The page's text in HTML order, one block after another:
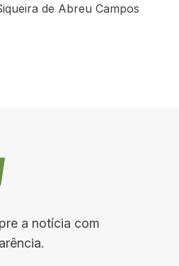
de Abreu Campos
a notícia com